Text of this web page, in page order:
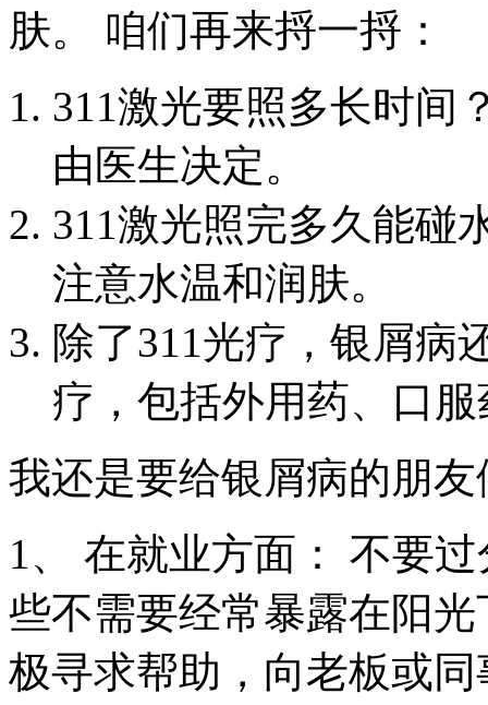
肤。 咱们再来捋一捋：
311激光要照多长时间
由医生决定。
311激光照完多久能碰
注意水温和润肤。
除了311光疗，银屑病
疗，包括外用药、口
我还是要给银屑病的朋
1、 在就业方面： 不要
些不需要经常暴露在阳
极寻求帮助，向老板或